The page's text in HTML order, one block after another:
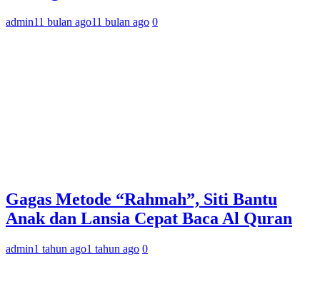
admin11 bulan ago11 bulan ago 0
Gagas Metode “Rahmah”, Siti Bantu
Anak dan Lansia Cepat Baca Al Quran
admin1 tahun ago1 tahun ago 0